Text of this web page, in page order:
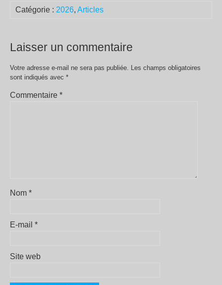
Catégorie : 2026, Articles
Laisser un commentaire
Votre adresse e-mail ne sera pas publiée.
Les champs obligatoires
sont indiqués avec *
Commentaire *
Nom *
E-mail *
Site web